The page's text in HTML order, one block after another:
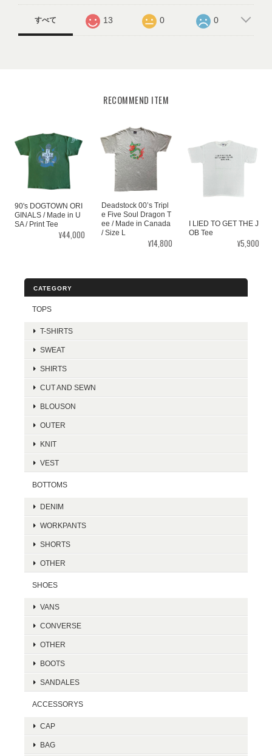
すべて 13 0 0
RECOMMEND ITEM
90's DOGTOWN ORI
GINALS / Made in U
SA / Print Tee
¥44,000
Deadstock 00’s Tripl
e Five Soul Dragon T
ee / Made in Canada
/ Size L
¥14,800
I LIED TO GET THE J
OB Tee
¥5,900
CATEGORY
TOPS
T-SHIRTS
SWEAT
SHIRTS
CUT AND SEWN
BLOUSON
OUTER
KNIT
VEST
BOTTOMS
DENIM
WORKPANTS
SHORTS
OTHER
SHOES
VANS
CONVERSE
OTHER
BOOTS
SANDALES
ACCESSORYS
CAP
BAG